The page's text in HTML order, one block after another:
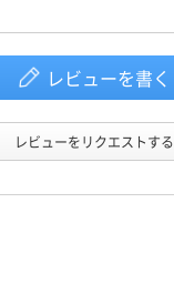
レビューを書く
レビューをリクエストする